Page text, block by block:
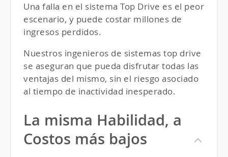
Una falla en el sistema Top Drive es el peor
escenario, y puede costar millones de
ingresos perdidos.
Nuestros ingenieros de sistemas top drive
se aseguran que pueda disfrutar todas las
ventajas del mismo, sin el riesgo asociado
al tiempo de inactividad inesperado.
La misma Habilidad, a
Costos más bajos